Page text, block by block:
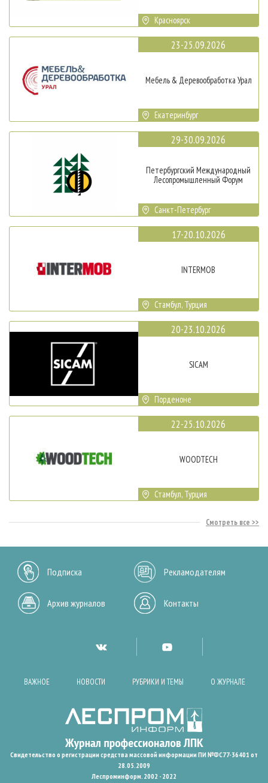
Красноярск
23-25.09.2026
Мебель & Деревообработка Урал
Екатеринбург
29-30.09.2026
Петербургский Международный
Лесопромышленный Форум
Санкт-Петербург
17-20.10.2026
INTERMOB
Стамбул, Турция
20-23.10.2026
SICAM
Порденоне
22-25.10.2026
WOODTECH
Стамбул, Турция
Смотреть все
Подписка Рекламодателям
Архив журналов Контакты
ВАЖНОЕ НОВОСТИ РУБРИКИ И ТЕМЫ О ЖУРНАЛЕ
Свидетельство о регистрации средства массовой информации ПИ №ФС77-36401 от
28.05.2009
Леспроминформ. 2002 - 2022